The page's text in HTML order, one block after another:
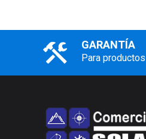
GARANTÍA
Para productos